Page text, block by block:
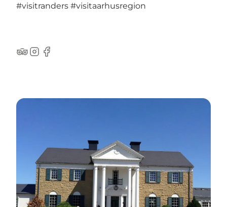
#visitranders #visitaarhusregion
TripAdvisor
Instagram
Facebook